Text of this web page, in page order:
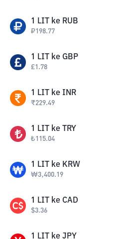
1 LIT ke RUB
₽198.77
1 LIT ke GBP
£1.78
1 LIT ke INR
₹229.49
1 LIT ke TRY
₺115.04
1 LIT ke KRW
₩3,400.19
1 LIT ke CAD
$3.36
1 LIT ke JPY